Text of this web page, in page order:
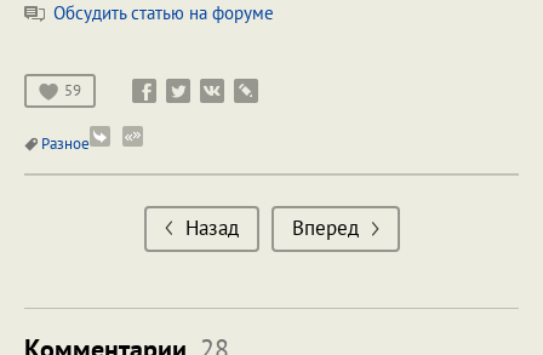
Обсудить статью на форуме
59
Разное
Назад Вперед